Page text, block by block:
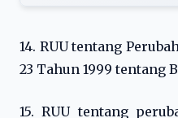
14. RUU tentang
23 Tahun 1999 tentang
15. RUU tentang